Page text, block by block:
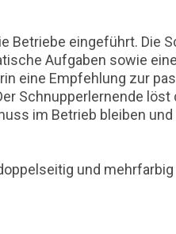
Betriebe eingeführt. Die
Aufgaben sowie
eine Empfehlung zur
Schnupperlernende
im Betrieb bleiben
und mehrfarbig